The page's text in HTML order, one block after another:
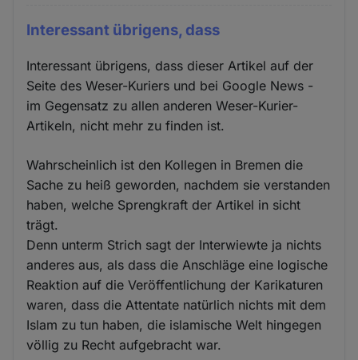
Interessant übrigens, dass
Interessant übrigens, dass dieser Artikel auf der
Seite des Weser-Kuriers und bei Google News -
im Gegensatz zu allen anderen Weser-Kurier-
Artikeln, nicht mehr zu finden ist.
Wahrscheinlich ist den Kollegen in Bremen die
Sache zu heiß geworden, nachdem sie verstanden
haben, welche Sprengkraft der Artikel in sicht
trägt.
Denn unterm Strich sagt der Interwiewte ja nichts
anderes aus, als dass die Anschläge eine logische
Reaktion auf die Veröffentlichung der Karikaturen
waren, dass die Attentate natürlich nichts mit dem
Islam zu tun haben, die islamische Welt hingegen
völlig zu Recht aufgebracht war.